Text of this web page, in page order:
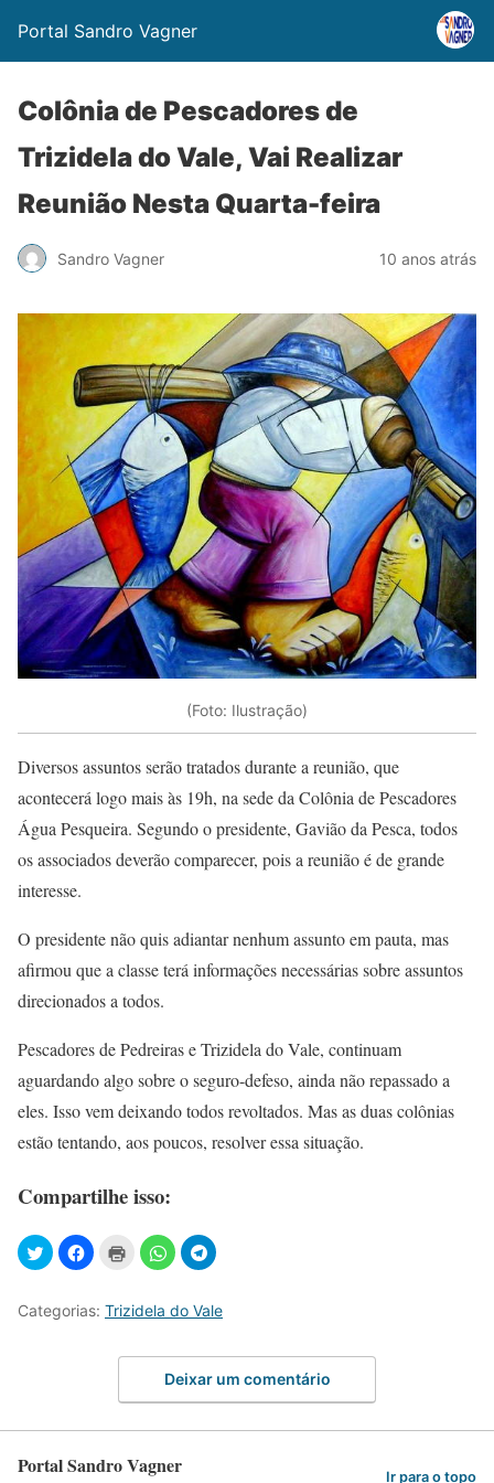
Portal Sandro Vagner
Colônia de Pescadores de
Trizidela do Vale, Vai Realizar
Reunião Nesta Quarta-feira
Sandro Vagner 10 anos atrás
(Foto: Ilustração)
Diversos assuntos serão tratados durante a reunião, que
acontecerá logo mais às 19h, na sede da Colônia de Pescadores
Água Pesqueira. Segundo o presidente, Gavião da Pesca, todos
os associados deverão comparecer, pois a reunião é de grande
interesse.
O presidente não quis adiantar nenhum assunto em pauta, mas
afirmou que a classe terá informações necessárias sobre assuntos
direcionados a todos.
Pescadores de Pedreiras e Trizidela do Vale, continuam
aguardando algo sobre o seguro-defeso, ainda não repassado a
eles. Isso vem deixando todos revoltados. Mas as duas colônias
estão tentando, aos poucos, resolver essa situação.
Compartilhe isso:
Categorias: Trizidela do Vale
Deixar um comentário
Portal Sandro Vagner Ir para o topo